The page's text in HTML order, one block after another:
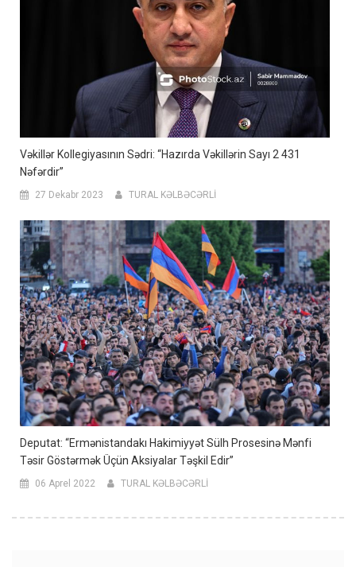
Vəkillər Kollegiyasının Sədri: “Hazırda Vəkillərin Sayı 2 431
Nəfərdir”
27 Dekabr 2023 TURAL KƏLBƏCƏRLİ
Deputat: “Ermənistandakı Hakimiyyət Sülh Prosesinə Mənfi
Təsir Göstərmək Üçün Aksiyalar Təşkil Edir”
06 Aprel 2022 TURAL KƏLBƏCƏRLİ